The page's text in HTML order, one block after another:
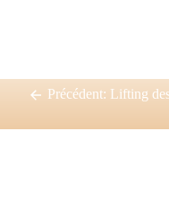
Précédent: Lifting